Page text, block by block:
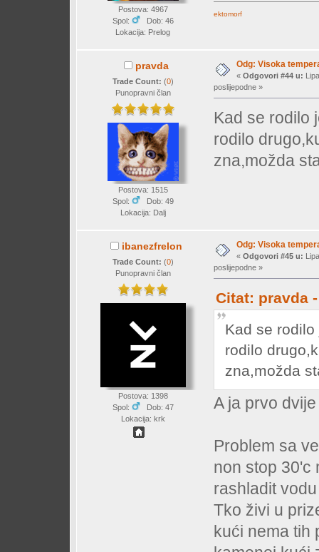
Postova: 4967
Spol:
Dob: 46
Lokacija: Prelog
ektomorf
pravda
Trade Count: (0)
Punopravni član
Postova: 1515
Spol:
Dob: 49
Lokacija: Dalj
Odg: Visoka
« Odgovori #44 u:
poslijepodne »
Kad se rodilo
rodilo
zna,možda
ibanezfrelon
Trade Count: (0)
Punopravni član
Postova: 1398
Spol:
Dob: 47
Lokacija: krk
Odg: Visoka
« Odgovori #45 u:
poslijepodne »
Citat: pravda
Kad se
rodilo
zna,možda
A ja prvo
Problem sa
non stop 30'c
rashladit
Tko živi u
kući nema tih